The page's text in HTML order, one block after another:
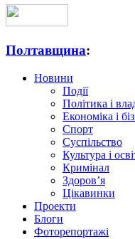
Полтавщина:
Новини
Події
Політика і
Економіка і
Спорт
Суспільство
Культура і
Кримінал
Здоров’я
Цікавинки
Проекти
Блоги
Фоторепортажі